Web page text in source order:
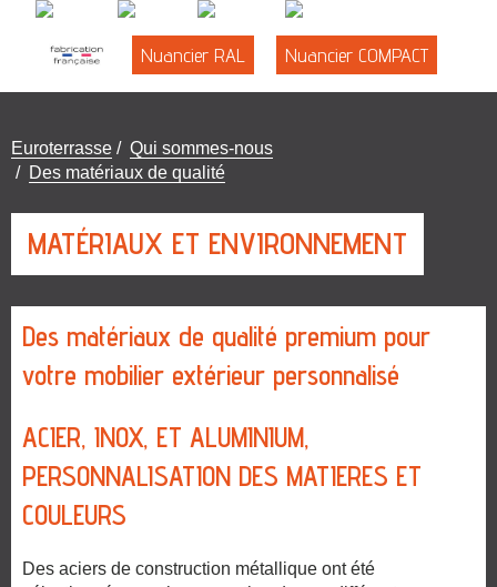
Nuancier RAL Nuancier COMPACT
Vous
êtes
Euroterrasse / Qui sommes-nous
/ Des matériaux de qualité
MATÉRIAUX ET ENVIRONNEMENT
Des matériaux de qualité premium pour
votre mobilier extérieur personnalisé
ACIER, INOX, ET ALUMINIUM,
PERSONNALISATION DES MATIERES ET
COULEURS
Des aciers de construction métallique ont été